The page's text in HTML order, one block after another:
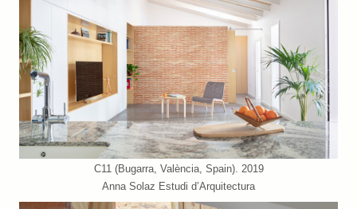
C11 (Bugarra, València, Spain). 2019
Anna Solaz Estudi d’Arquitectura